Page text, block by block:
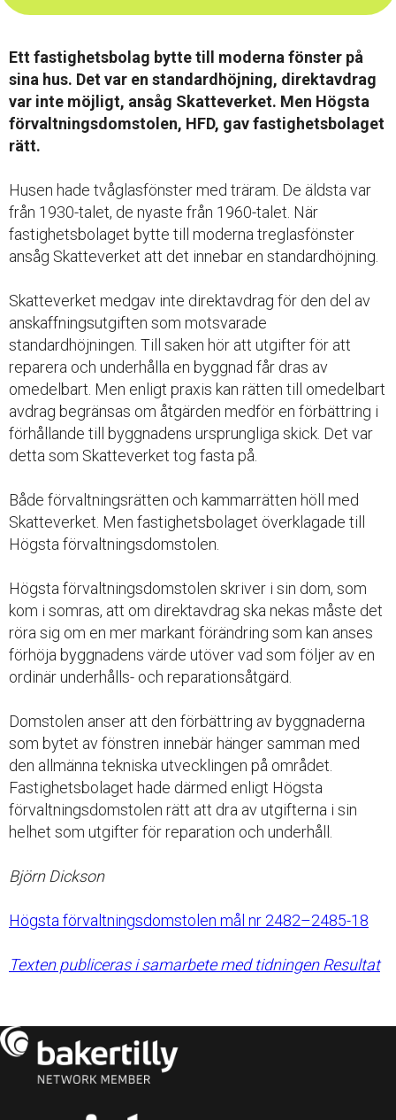
Ett fastighetsbolag bytte till moderna fönster på
sina hus. Det var en standardhöjning, direktavdrag
var inte möjligt, ansåg Skatteverket. Men Högsta
förvaltningsdomstolen, HFD, gav fastighetsbolaget
rätt.
Husen hade tvåglasfönster med träram. De äldsta var
från 1930-talet, de nyaste från 1960-talet. När
fastighetsbolaget bytte till moderna treglasfönster
ansåg Skatteverket att det innebar en standardhöjning.
Skatteverket medgav inte direktavdrag för den del av
anskaffningsutgiften som motsvarade
standardhöjningen. Till saken hör att utgifter för att
reparera och underhålla en byggnad får dras av
omedelbart. Men enligt praxis kan rätten till omedelbart
avdrag begränsas om åtgärden medför en förbättring i
förhållande till byggnadens ursprungliga skick. Det var
detta som Skatteverket tog fasta på.
Både förvaltningsrätten och kammarrätten höll med
Skatteverket. Men fastighetsbolaget överklagade till
Högsta förvaltningsdomstolen.
Högsta förvaltningsdomstolen skriver i sin dom, som
kom i somras, att om direktavdrag ska nekas måste det
röra sig om en mer markant förändring som kan anses
förhöja byggnadens värde utöver vad som följer av en
ordinär underhålls- och reparationsåtgärd.
Domstolen anser att den förbättring av byggnaderna
som bytet av fönstren innebär hänger samman med
den allmänna tekniska utvecklingen på området.
Fastighetsbolaget hade därmed enligt Högsta
förvaltningsdomstolen rätt att dra av utgifterna i sin
helhet som utgifter för reparation och underhåll.
Björn Dickson
Högsta förvaltningsdomstolen mål nr 2482–2485-18
Texten publiceras i samarbete med tidningen Resultat